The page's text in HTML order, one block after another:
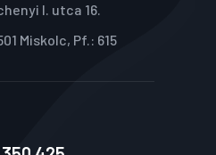
I. utca 16.
Miskolc, Pf.: 615